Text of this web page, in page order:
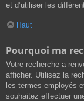
et d’utiliser les
Haut
Pourquoi ma
Votre recherche a
afficher. Utilisez la
les termes employés
souhaitez effectuer